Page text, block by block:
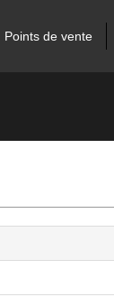
Points de vente